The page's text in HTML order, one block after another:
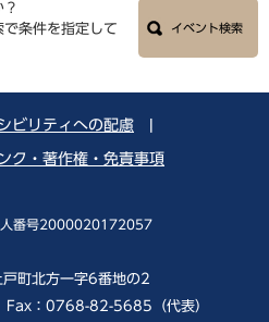
条件を指定して
イベント検索
ビリティへの配慮
ク・著作権・免責事項
番号2000020172057
町北方一字6番地の2
：0768-82-5685（代表）